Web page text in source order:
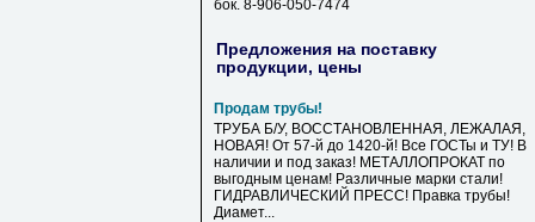
бок. 8-906-050-7474
Предложения на поставку
продукции, цены
Продам трубы!
ТРУБА Б/У, ВОССТАНОВЛЕННАЯ, ЛЕЖАЛАЯ,
НОВАЯ! От 57-й до 1420-й! Все ГОСТы и ТУ! В
наличии и под заказ! МЕТАЛЛОПРОКАТ по
выгодным ценам! Различные марки стали!
ГИДРАВЛИЧЕСКИЙ ПРЕСС! Правка трубы!
Диамет...